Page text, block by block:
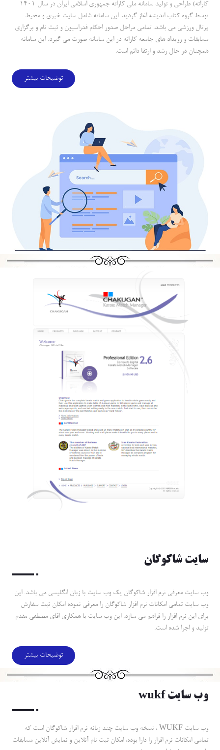
كاراته) طراحي و توليد سامانه ملي كاراته جمهوري اسلامي ايران در سال 1401
توسط گروه كتاب انديشه اغاز گرديد. اين سامانه شامل سايت خبري و محيط
پرتال ورزشي مي باشد. تمامي مراحل صدور احكام فدراسيون و ثبت نام و برگزاري
مسابقات و رويداد هاي جامعه كاراته در اين سامانه صورت مي گيرد. اين سامانه
همچنان در حال رشد و ارتقا دائم است.
توضیحات بیشتر
سايت شاكوگان
وب سايت معرفي نرم افزار شاكوگان يك وب سايت با زبان انگليسي مي باشد. اين
وب سايت تمامي امكانات نرم افزار شاكوگان را معرفي نموده امكان ثبت سفارش
براي اين نرم افزار را فراهم مي سازد. اين وب سايت با همكاري اقاي مصطفي مقدم
توليد و اجرا شده است.
توضیحات بیشتر
وب سايت wukf
وب سايت WUKF ، نسخه وب سايت چند زبانه نرم افزار شاكوگان است كه
تمامي امكانات نرم افزار را دارا بوده، امكان ثبت نام آنلاين و نمايش آنلاين مسابقات